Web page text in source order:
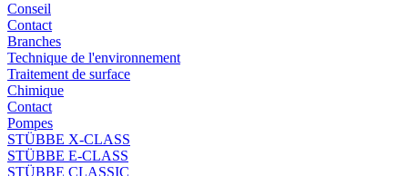
Conseil
Contact
Branches
Technique de l'environnement
Traitement de surface
Chimique
Contact
Pompes
STÜBBE X-CLASS
STÜBBE E-CLASS
STÜBBE CLASSIC